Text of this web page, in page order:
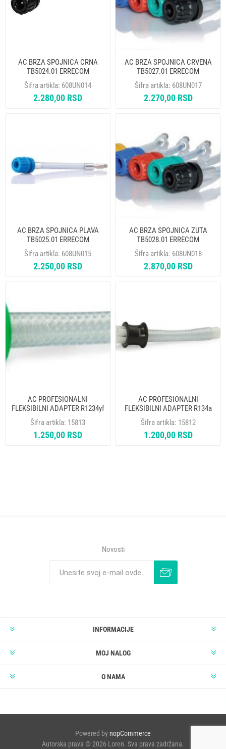
AC BRZA SPOJNICA CRNA
TB5024.01 ERRECOM
Šifra artikla: 608UN014
2.280,00 RSD
AC BRZA SPOJNICA CRVENA
TB5027.01 ERRECOM
Šifra artikla: 608UN017
2.270,00 RSD
AC BRZA SPOJNICA PLAVA
TB5025.01 ERRECOM
Šifra artikla: 608UN015
2.250,00 RSD
AC BRZA SPOJNICA ZUTA
TB5028.01 ERRECOM
Šifra artikla: 608UN018
2.870,00 RSD
AC PROFESIONALNI
FLEKSIBILNI ADAPTER R1234yf
TB5152.01 ERRECOM
Šifra artikla: 15813
1.250,00 RSD
AC PROFESIONALNI
FLEKSIBILNI ADAPTER R134a
TB5161.01 ERRECOM
Šifra artikla: 15812
1.200,00 RSD
Novosti
INFORMACIJE
MOJ NALOG
O NAMA
Powered by nopCommerce
Autorska prava © 2026 Loren. Sva prava zadržana.